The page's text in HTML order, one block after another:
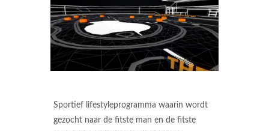
Sportief lifestyleprogramma waarin wordt
gezocht naar de fitste man en de fitste